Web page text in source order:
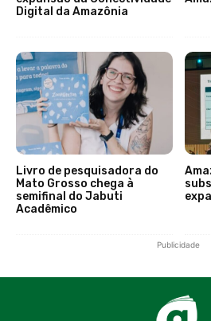
Digital da Amazônia
Livro de pesquisadora do
Mato Grosso chega à
semifinal do Jabuti
Acadêmico
Publicidade